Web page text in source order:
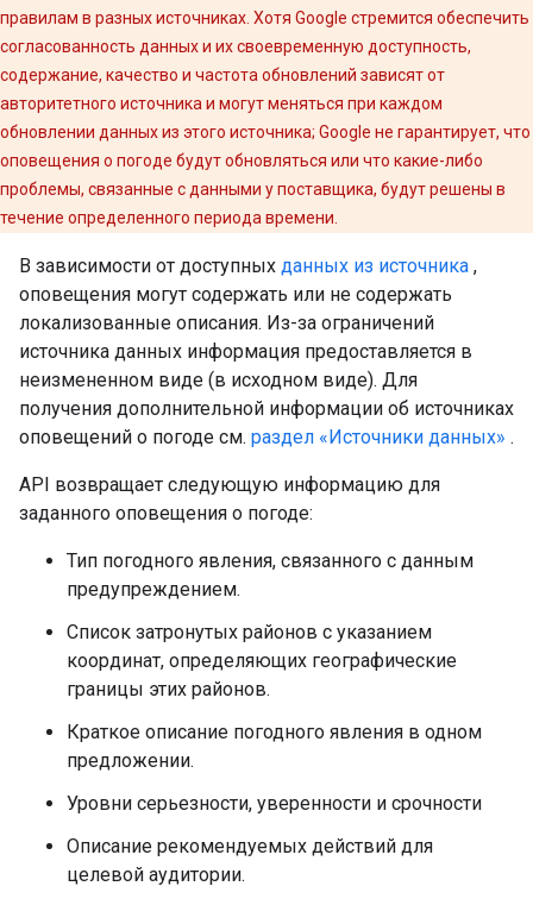
правилам в разных источниках. Хотя Google стремится обеспечить
согласованность данных и их своевременную доступность,
содержание, качество и частота обновлений зависят от
авторитетного источника и могут меняться при каждом
обновлении данных из этого источника; Google не гарантирует, что
оповещения о погоде будут обновляться или что какие-либо
проблемы, связанные с данными у поставщика, будут решены в
течение определенного периода времени.
В зависимости от доступных данных из источника ,
оповещения могут содержать или не содержать
локализованные описания. Из-за ограничений
источника данных информация предоставляется в
неизмененном виде (в исходном виде). ​​Для
получения дополнительной информации об источниках
оповещений о погоде см. раздел «Источники данных» .
API возвращает следующую информацию для
заданного оповещения о погоде:
Тип погодного явления, связанного с данным
предупреждением.
Список затронутых районов с указанием
координат, определяющих географические
границы этих районов.
Краткое описание погодного явления в одном
предложении.
Уровни серьезности, уверенности и срочности
Описание рекомендуемых действий для
целевой аудитории.